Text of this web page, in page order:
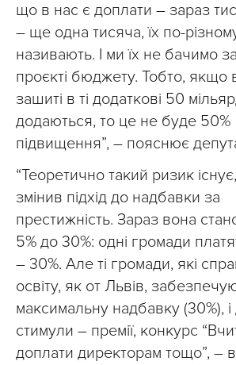
що в нас є доплати – зараз
– ще одна тисяча, їх по-
називають. І ми їх не бачимо
проєкті бюджету. Тобто, якщо
зашиті в ті додаткові 50
додаються, то це не буде 50%
підвищення”, – пояснює
“Теоретично такий ризик
змінив підхід до надбавки за
престижність. Зараз вона
5% до 30%: одні громади
– 30%. Але ті громади, які
освіту, як от Львів,
максимальну надбавку (30%), і
стимули – премії, конкурс
доплати директорам тощо”, –